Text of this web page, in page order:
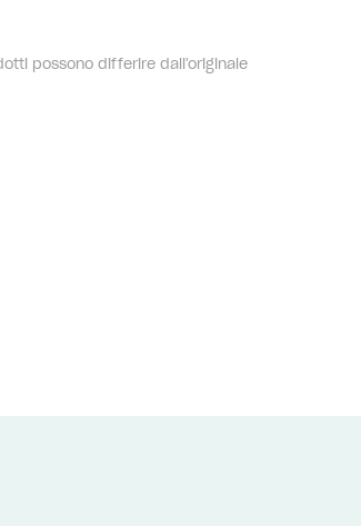
possono differire dall'originale